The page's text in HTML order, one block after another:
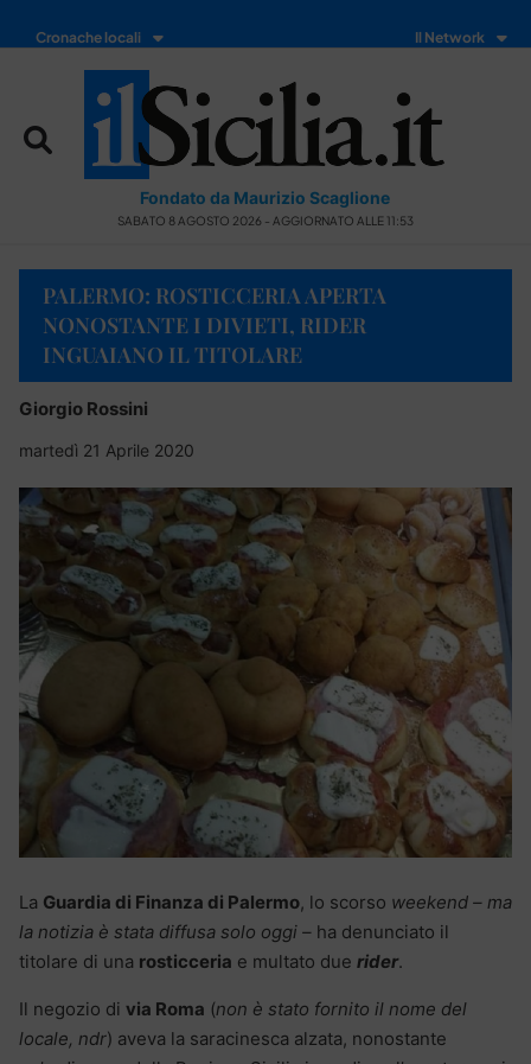
Cronache locali Il Network
Fondato da Maurizio Scaglione
SABATO 8 AGOSTO 2026 - AGGIORNATO ALLE 11:53
PALERMO: ROSTICCERIA APERTA
NONOSTANTE I DIVIETI, RIDER
INGUAIANO IL TITOLARE
Giorgio Rossini
martedì 21 Aprile 2020
La Guardia di Finanza di Palermo, lo scorso weekend – ma
la notizia è stata diffusa solo oggi – ha denunciato il
titolare di una rosticceria e multato due rider.
Il negozio di via Roma (non è stato fornito il nome del
locale, ndr) aveva la saracinesca alzata, nonostante